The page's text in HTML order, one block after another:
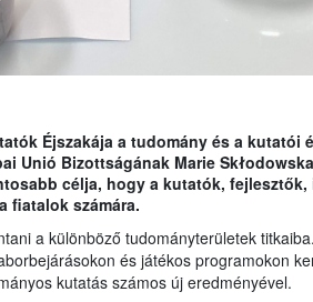
Éjszakája a tudomány és a kutatói
Unió Bizottságának Marie
célja, hogy a kutatók, fejlesztők,
fiatalok számára.
a különböző tudományterületek
és játékos programokon
kutatás számos új eredményével.